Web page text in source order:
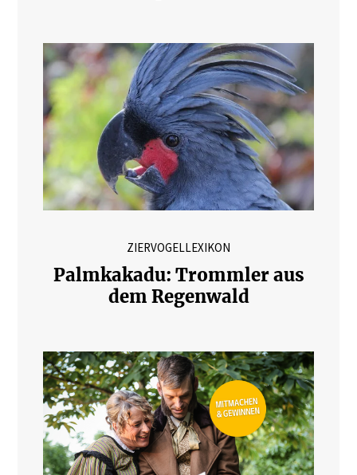
ZIERVOGELLEXIKON
Palmkakadu: Trommler aus
dem Regenwald